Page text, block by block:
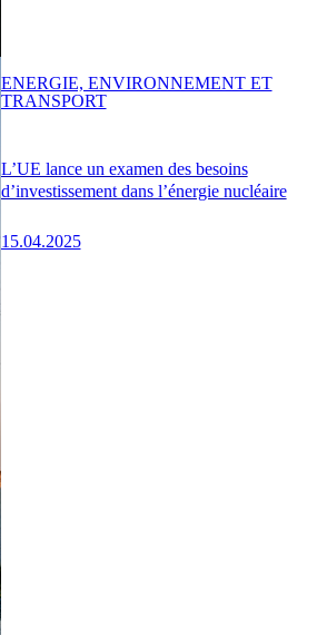
L’UE lance un examen des besoins
d’investissement dans l’énergie nucléaire
15.04.2025
ENERGIE, ENVIRONNEMENT ET
TRANSPORT